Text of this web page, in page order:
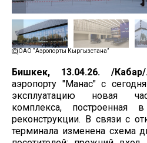
ОАО “Аэропорты Кыргызстана”
Бишкек, 13.04.26. /Кабар/.
аэропорту "Манас" с
эксплуатацию новая
комплекса, построенная
реконструкции. В связи с
терминала изменена схема